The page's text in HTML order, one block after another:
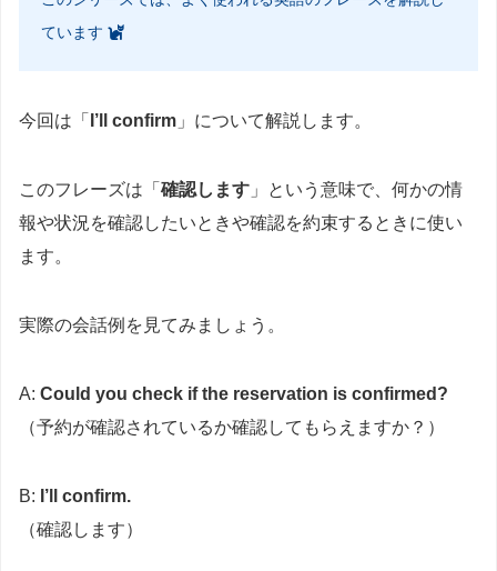
ています
今回は「 I’ll confirm 」について解説します。
このフレーズは「 確認します 」という意味で、何かの情
報や状況を確認したいときや確認を約束するときに使い
ます。
実際の会話例を見てみましょう。
A: Could you check if the reservation is confirmed?
（予約が確認されているか確認してもらえますか？）
B: I’ll confirm.
（確認します）